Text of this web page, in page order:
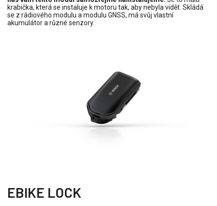
krabička, která se instaluje k motoru tak, aby nebyla vidět. Skládá
se z rádiového modulu a modulu GNSS, má svůj vlastní
akumulátor a různé senzory.
EBIKE LOCK